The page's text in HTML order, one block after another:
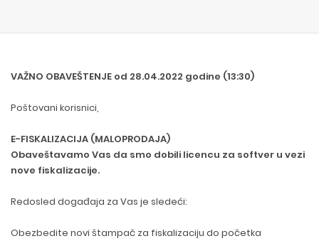
VAŽNO OBAVEŠTENJE od 28.04.2022 godine (13:30)
Poštovani korisnici,
E-FISKALIZACIJA (MALOPRODAJA)
Obaveštavamo Vas da smo dobili licencu za softver u vezi
nove fiskalizacije.
Redosled događaja za Vas je sledeći:
Obezbedite novi štampač za fiskalizaciju do početka